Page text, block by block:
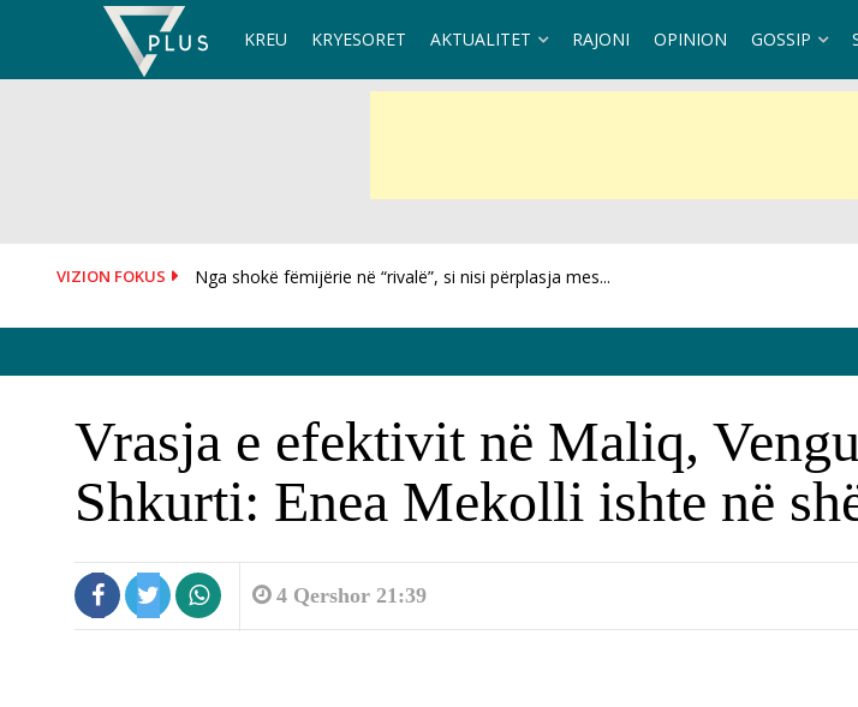
KREU KRYESORET AKTUALITET RAJONI OPINION GOSSIP
VIZION FOKUS “Betejë e jashtëzakonshme”, Rama për zjarrin në Krujë: Bilanci...
Vrasja e efektivit në Maliq,
Shkurti: Enea Mekolli ishte në
4 Qershor 21:39